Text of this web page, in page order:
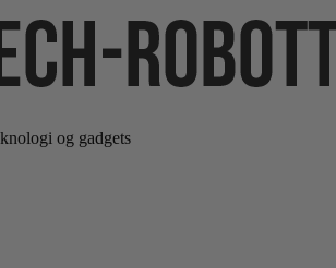
og gadgets